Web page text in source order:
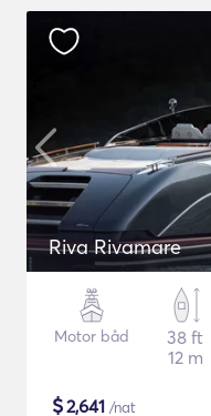
Riva Rivamare
Motor båd
38 ft
12 m
$2,641 /nat